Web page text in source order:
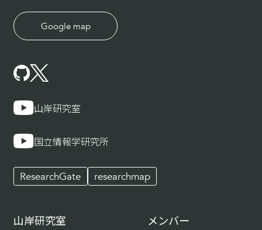
Google map
山岸研究室
国立情報学研究所
ResearchGate researchmap
山岸研究室 メンバー